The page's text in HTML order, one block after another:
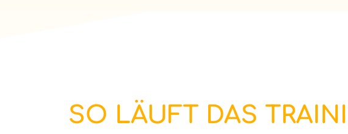
SO LÄUFT DAS